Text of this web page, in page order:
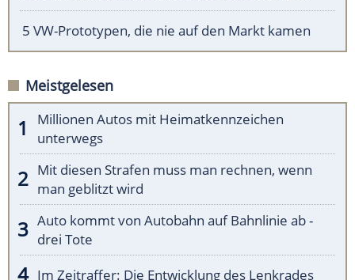
5 VW-Prototypen, die nie auf den Markt kamen
Meistgelesen
Millionen Autos mit Heimatkennzeichen
unterwegs
Mit diesen Strafen muss man rechnen, wenn
man geblitzt wird
Auto kommt von Autobahn auf Bahnlinie ab -
drei Tote
Im Zeitraffer: Die Entwicklung des Lenkrades